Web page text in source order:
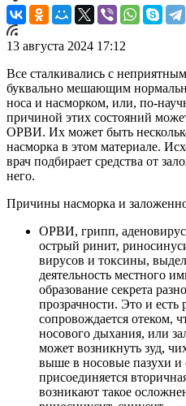
13 августа 2024 17:12
Все сталкивались с
буквально мешающим
носа и насморком, или, по-
причиной этих состояний
ОРВИ. Их может быть
насморка в этом материале.
врач подбирает средства от
него.
Причины насморка и
ОРВИ, грипп,
острый ринит,
вирусов и токсины,
деятельность местного
образование секрета
прозрачности. Это и есть
сопровождается отеком,
носового дыхания, или
может возникнуть зуд,
выше в носовые пазухи
присоединяется
возникают такое